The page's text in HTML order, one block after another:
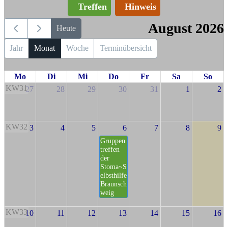
Treffen Hinweis
Heute August 2026
Jahr Monat Woche Terminübersicht
Mo Di Mi Do Fr Sa
So
KW3127 28 29 30 31 1 2
KW32 3 4 5 6
Gruppen
treffen
der
Stoma~S
elbsthilfe
Braunsch
weig
7 8 9
KW3310 11 12 13 14 15 16